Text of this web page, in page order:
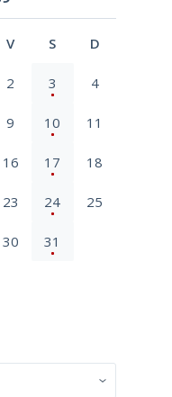
V S D
2 3 4
9 10 11
16 17 18
23 24 25
30 31